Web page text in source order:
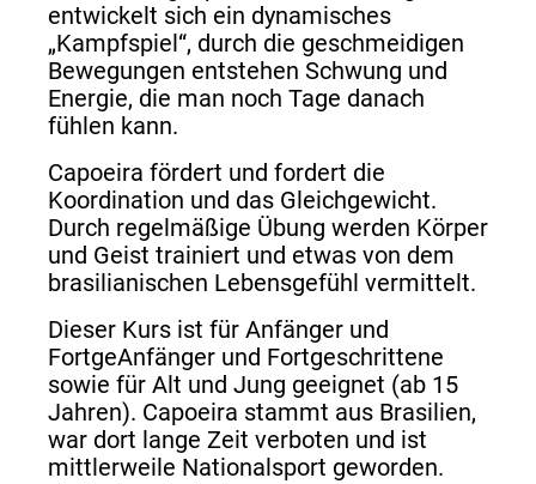
entwickelt sich ein dynamisches
„Kampfspiel“, durch die geschmeidigen
Bewegungen entstehen Schwung und
Energie, die man noch Tage danach
fühlen kann.
Capoeira fördert und fordert die
Koordination und das Gleichgewicht.
Durch regelmäßige Übung werden Körper
und Geist trainiert und etwas von dem
brasilianischen Lebensgefühl vermittelt.
Dieser Kurs ist für Anfänger und
FortgeAnfänger und Fortgeschrittene
sowie für Alt und Jung geeignet (ab 15
Jahren). Capoeira stammt aus Brasilien,
war dort lange Zeit verboten und ist
mittlerweile Nationalsport geworden.